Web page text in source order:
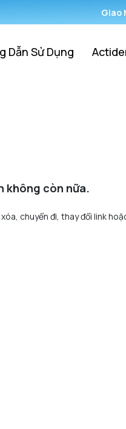
Giao
Dẫn Sử Dụng
không còn nữa.
chuyển đi, thay đổi link